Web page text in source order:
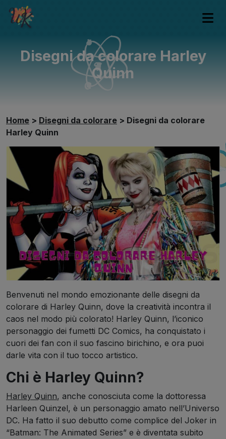
Disegni da colorare Harley
Quinn
Home > Disegni da colorare > Disegni da colorare
Harley Quinn
Benvenuti nel mondo emozionante delle disegni da
colorare di Harley Quinn, dove la creatività incontra il
caos nel modo più colorato! Harley Quinn, l’iconico
personaggio dei fumetti DC Comics, ha conquistato i
cuori dei fan con il suo fascino birichino, e ora puoi
darle vita con il tuo tocco artistico.
Chi è Harley Quinn?
Harley Quinn, anche conosciuta come la dottoressa
Harleen Quinzel, è un personaggio amato nell’Universo
DC. Ha fatto il suo debutto come complice del Joker in
“Batman: The Animated Series” e è diventata subito